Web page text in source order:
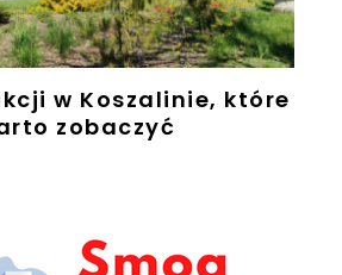
w Koszalinie, które
zobaczyć